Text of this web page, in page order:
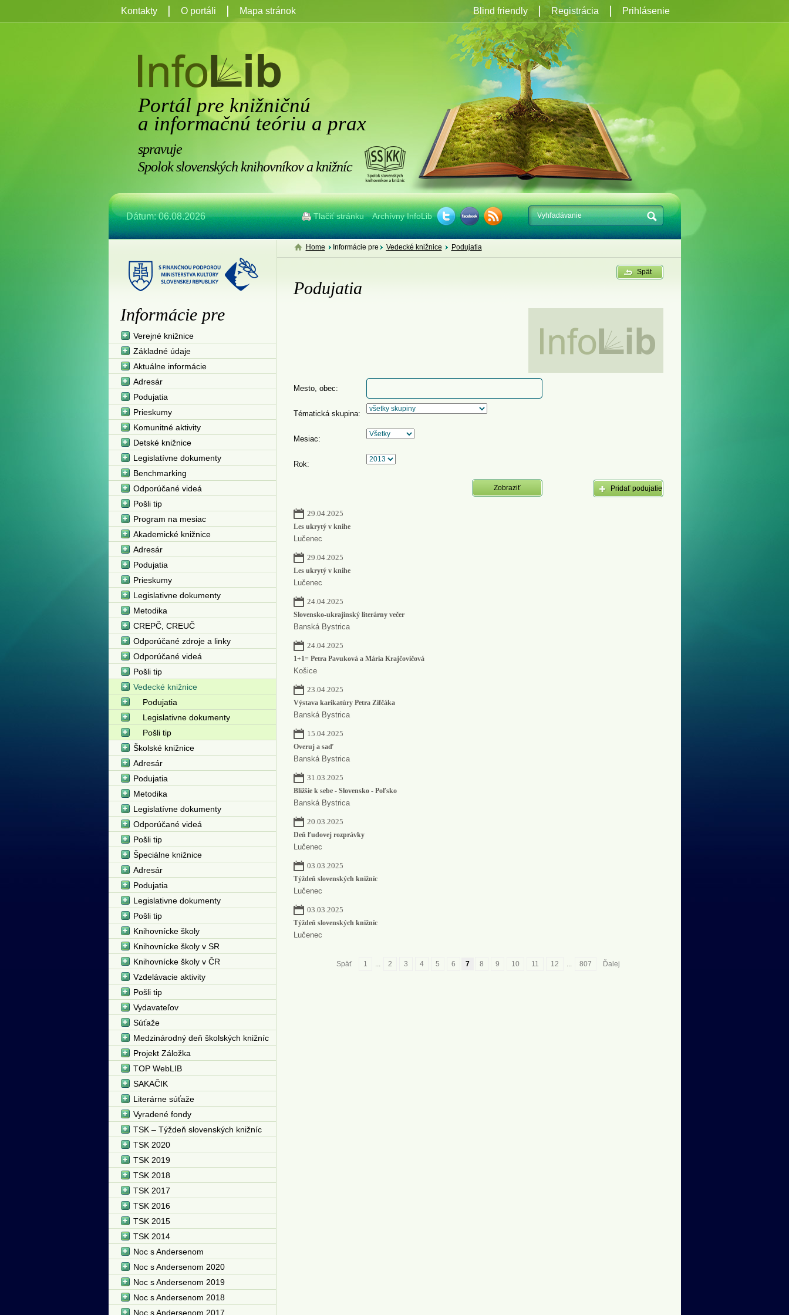
Portál pre knižničnú
a informačnú teóriu a prax
spravuje
Spolok slovenských knihovníkov a knižníc
Dátum: 06.08.2026 Tlačiť stránku Archívny InfoLib
Kontakty O portáli Mapa stránok Registrácia Prihlásenie
Blind friendly
Home Informácie pre Vedecké knižnice Podujatia
Spät
Podujatia
Mesto, obec:
Tématická skupina:
Mesiac:
Rok:
Pridať podujatie
29.04.2025
Les ukrytý v knihe
Lučenec
29.04.2025
Les ukrytý v knihe
Lučenec
24.04.2025
Slovensko-ukrajinský literárny večer
Banská Bystrica
24.04.2025
1+1= Petra Pavuková a Mária Krajčovičová
Košice
23.04.2025
Výstava karikatúry Petra Zifčáka
Banská Bystrica
15.04.2025
Overuj a saď
Banská Bystrica
31.03.2025
Bližšie k sebe - Slovensko - Poľsko
Banská Bystrica
20.03.2025
Deň ľudovej rozprávky
Lučenec
03.03.2025
Týždeň slovenských knižníc
Lučenec
03.03.2025
Týždeň slovenských knižníc
Lučenec
Späť 1 ... 2 3 4 5 6 7 8 9 10 11 12 ... 807 Ďalej
Informácie pre
Verejné knižnice
Základné údaje
Aktuálne informácie
Adresár
Podujatia
Prieskumy
Komunitné aktivity
Detské knižnice
Legislatívne dokumenty
Benchmarking
Odporúčané videá
Pošli tip
Program na mesiac
Akademické knižnice
Adresár
Podujatia
Prieskumy
Legislativne dokumenty
Metodika
CREPČ, CREUČ
Odporúčané zdroje a linky
Odporúčané videá
Pošli tip
Vedecké knižnice
Podujatia
Legislativne dokumenty
Pošli tip
Školské knižnice
Adresár
Podujatia
Metodika
Legislatívne dokumenty
Odporúčané videá
Pošli tip
Špeciálne knižnice
Adresár
Podujatia
Legislativne dokumenty
Pošli tip
Knihovnícke školy
Knihovnícke školy v SR
Knihovnícke školy v ČR
Vzdelávacie aktivity
Pošli tip
Vydavateľov
Súťaže
Medzinárodný deň školských knižníc
Projekt Záložka
TOP WebLIB
SAKAČIK
Literárne súťaže
Vyradené fondy
TSK – Týždeň slovenských knižníc
TSK 2020
TSK 2019
TSK 2018
TSK 2017
TSK 2016
TSK 2015
TSK 2014
Noc s Andersenom
Noc s Andersenom 2020
Noc s Andersenom 2019
Noc s Andersenom 2018
Noc s Andersenom 2017